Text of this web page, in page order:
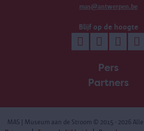
mas@antwerpen.be
Blijf op de hoogte
Pers
Partners
MAS | Museum aan de Stroom © 2015 - 2026